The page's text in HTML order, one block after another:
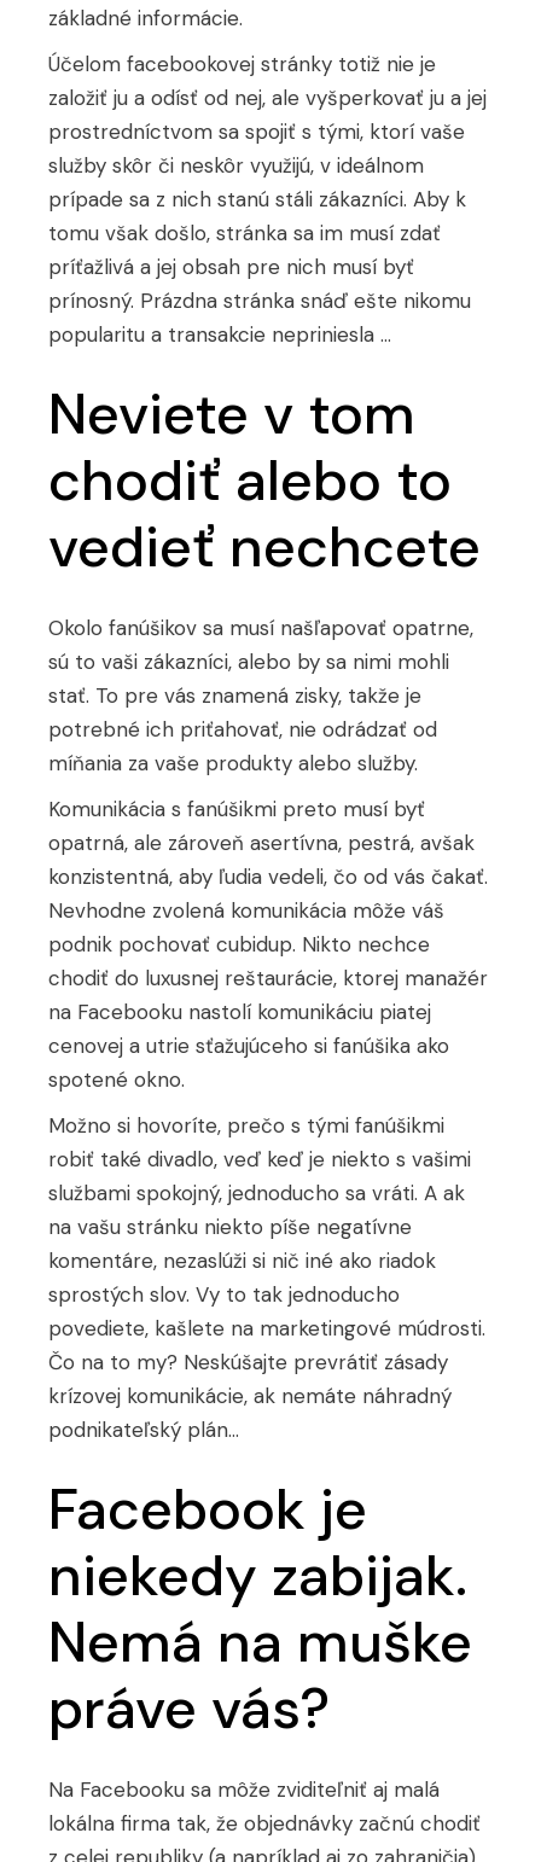
základné informácie.
Účelom facebookovej stránky totiž nie je
založiť ju a odísť od nej, ale vyšperkovať ju a jej
prostredníctvom sa spojiť s tými, ktorí vaše
služby skôr či neskôr využijú, v ideálnom
prípade sa z nich stanú stáli zákazníci. Aby k
tomu však došlo, stránka sa im musí zdať
príťažlivá a jej obsah pre nich musí byť
prínosný. Prázdna stránka snáď ešte nikomu
popularitu a transakcie nepriniesla …
Neviete v tom
chodiť alebo to
vedieť nechcete
Okolo fanúšikov sa musí našľapovať opatrne,
sú to vaši zákazníci, alebo by sa nimi mohli
stať. To pre vás znamená zisky, takže je
potrebné ich priťahovať, nie odrádzať od
míňania za vaše produkty alebo služby.
Komunikácia s fanúšikmi preto musí byť
opatrná, ale zároveň asertívna, pestrá, avšak
konzistentná, aby ľudia vedeli, čo od vás čakať.
Nevhodne zvolená komunikácia môže váš
podnik pochovať cubidup. Nikto nechce
chodiť do luxusnej reštaurácie, ktorej manažér
na Facebooku nastolí komunikáciu piatej
cenovej a utrie sťažujúceho si fanúšika ako
spotené okno.
Možno si hovoríte, prečo s tými fanúšikmi
robiť také divadlo, veď keď je niekto s vašimi
službami spokojný, jednoducho sa vráti. A ak
na vašu stránku niekto píše negatívne
komentáre, nezaslúži si nič iné ako riadok
sprostých slov. Vy to tak jednoducho
povediete, kašlete na marketingové múdrosti.
Čo na to my? Neskúšajte prevrátiť zásady
krízovej komunikácie, ak nemáte náhradný
podnikateľský plán…
Facebook je
niekedy zabijak.
Nemá na muške
práve vás?
Na Facebooku sa môže zviditeľniť aj malá
lokálna firma tak, že objednávky začnú chodiť